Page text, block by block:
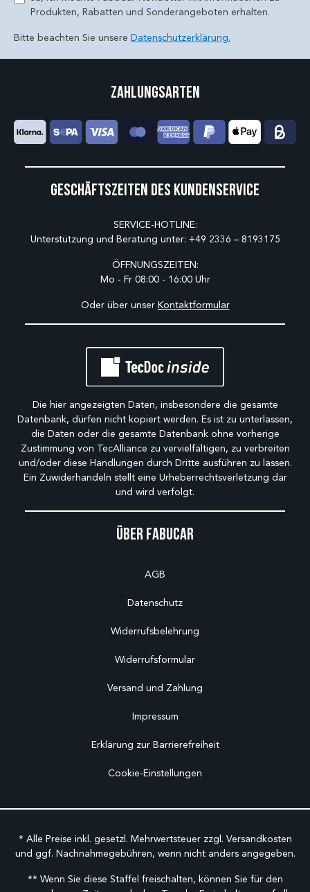
Produkten, Rabatten und Sonderangeboten erhalten.
Bitte beachten Sie unsere Datenschutzerklärung.
Über Fabucar
AGB
Datenschutz
Widerrufsbelehrung
Widerrufsformular
Versand und Zahlung
Impressum
Erklärung zur Barrierefreiheit
Cookie-Einstellungen
Geschäftszeiten des Kundenservice
SERVICE-HOTLINE:
Unterstützung und Beratung unter: +49 2336 – 8193175
ÖFFNUNGSZEITEN:
Mo - Fr 08:00 - 16:00 Uhr
Oder über unser Kontaktformular
Zahlungsarten
Die hier angezeigten Daten, insbesondere die gesamte
Datenbank, dürfen nicht kopiert werden. Es ist zu unterlassen,
die Daten oder die gesamte Datenbank ohne vorherige
Zustimmung von TecAlliance zu vervielfältigen, zu verbreiten
und/oder diese Handlungen durch Dritte ausführen zu lassen.
Ein Zuwiderhandeln stellt eine Urheberrechtsverletzung dar
und wird verfolgt.
* Alle Preise inkl. gesetzl. Mehrwertsteuer zzgl. Versandkosten
und ggf. Nachnahmegebühren, wenn nicht anders angegeben.
** Wenn Sie diese Staffel freischalten, können Sie für den